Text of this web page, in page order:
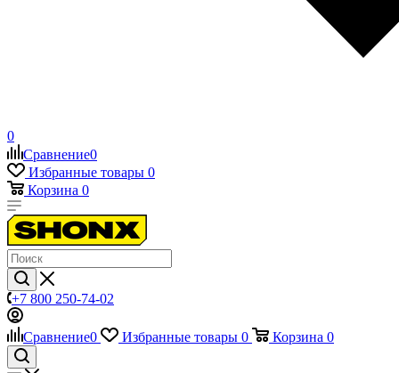
0
Сравнение0
Избранные товары 0
Корзина 0
+7 800 250-74-02
Сравнение0 Избранные товары 0 Корзина 0